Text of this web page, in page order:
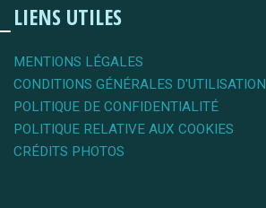
LIENS UTILES
MENTIONS LÉGALES
CONDITIONS GÉNÉRALES D'UTILISATION
POLITIQUE DE CONFIDENTIALITÉ
POLITIQUE RELATIVE AUX COOKIES
CRÉDITS PHOTOS